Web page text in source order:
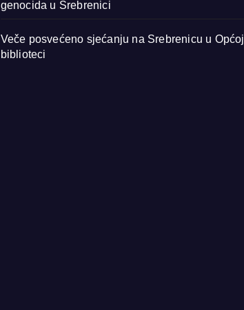
genocida u Srebrenici
Veče posvećeno sjećanju na Srebrenicu u Općoj
biblioteci